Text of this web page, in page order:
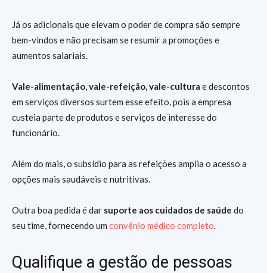
Já os adicionais que elevam o poder de compra são sempre
bem-vindos e não precisam se resumir a promoções e
aumentos salariais.
Vale-alimentação, vale-refeição, vale-cultura e descontos
em serviços diversos surtem esse efeito, pois a empresa
custeia parte de produtos e serviços de interesse do
funcionário.
Além do mais, o subsídio para as refeições amplia o acesso a
opções mais saudáveis e nutritivas.
Outra boa pedida é dar suporte aos cuidados de saúde do
seu time, fornecendo um convênio médico completo.
Qualifique a gestão de pessoas